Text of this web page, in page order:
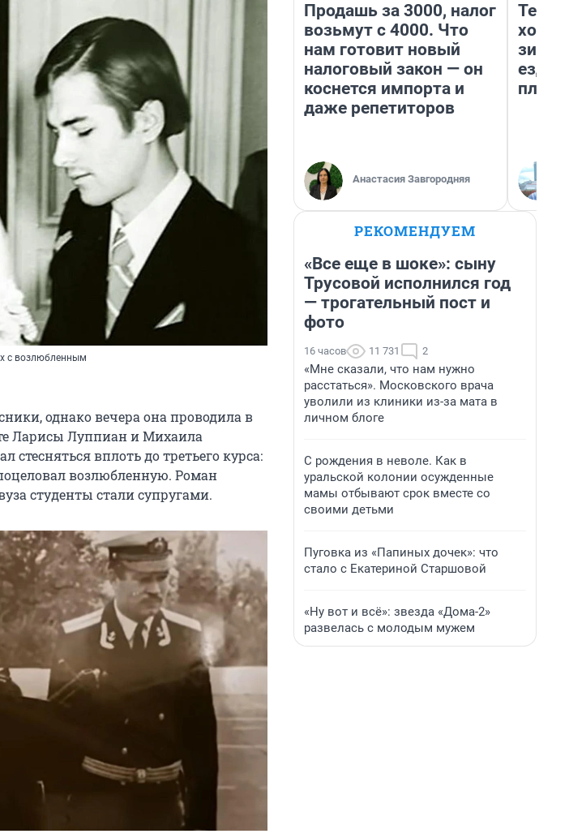
с возлюбленным
однако вечера она проводила в
Ларисы Луппиан и Михаила
стесняться вплоть до третьего курса:
возлюбленную. Роман
студенты стали супругами.
Продашь за 3000, налог
возьмут с 4000. Что
нам готовит новый
налоговый закон — он
коснется импорта и
даже репетиторов
Анастасия Завгородняя
ездит
РЕКОМЕНДУЕМ
«Все еще в шоке»: сыну
Трусовой исполнился год
— трогательный пост и
фото
16 часов 11 731 2
«Мне сказали, что нам нужно
расстаться». Московского врача
уволили из клиники из-за мата в
личном блоге
С рождения в неволе. Как в
уральской колонии осужденные
мамы отбывают срок вместе со
своими детьми
Пуговка из «Папиных дочек»: что
стало с Екатериной Старшовой
«Ну вот и всё»: звезда «Дома-2»
развелась с молодым мужем